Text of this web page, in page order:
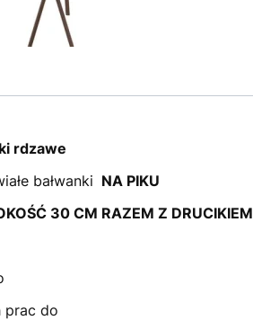
rdzawe
bałwanki NA PIKU
30 CM RAZEM Z DRUCIKIEM
prac do